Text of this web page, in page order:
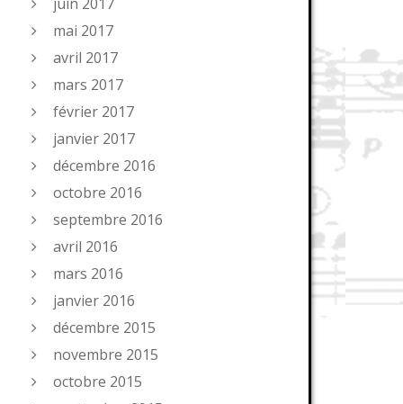
mai 2017
avril 2017
mars 2017
février 2017
janvier 2017
décembre 2016
octobre 2016
septembre 2016
avril 2016
mars 2016
janvier 2016
décembre 2015
novembre 2015
octobre 2015